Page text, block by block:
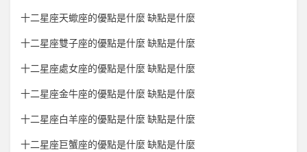
十二星座天蠍座的優點是什麼 缺點是什麼
十二星座雙子座的優點是什麼 缺點是什麼
十二星座處女座的優點是什麼 缺點是什麼
十二星座金牛座的優點是什麼 缺點是什麼
十二星座白羊座的優點是什麼 缺點是什麼
十二星座巨蟹座的優點是什麼 缺點是什麼